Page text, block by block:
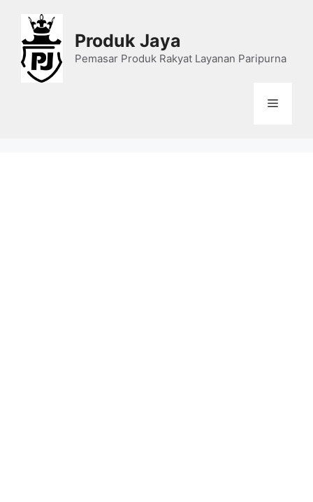
content
Produk Jaya
Pemasar Produk Rakyat Layanan Paripurna
Menu